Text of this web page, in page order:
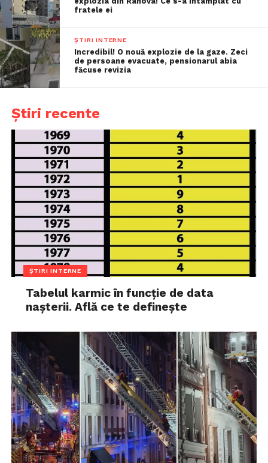
fratele ei
ȘTIRI INTERNE
Incredibil! O nouă explozie de la gaze. Zeci
de persoane evacuate, pensionarul abia
făcuse revizia
Știri recente
ȘTIRI INTERNE
Tabelul karmic în funcție de data
nașterii. Află ce te definește